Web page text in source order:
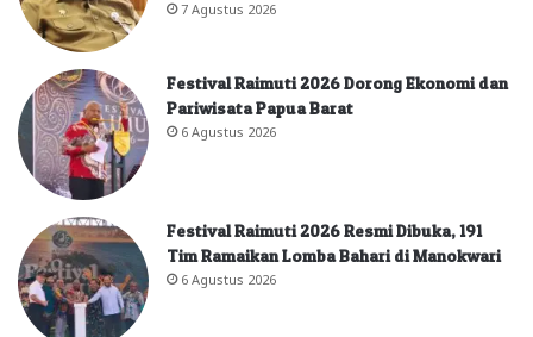
7 Agustus 2026
Festival Raimuti 2026 Dorong Ekonomi dan
Pariwisata Papua Barat
6 Agustus 2026
Festival Raimuti 2026 Resmi Dibuka, 191
Tim Ramaikan Lomba Bahari di Manokwari
6 Agustus 2026